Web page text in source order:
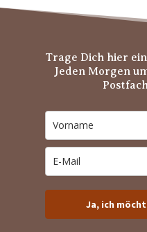
Trage Dich hier
Jeden Morgen
Ja, ich